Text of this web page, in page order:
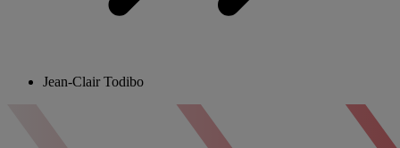
Jean-Clair Todibo